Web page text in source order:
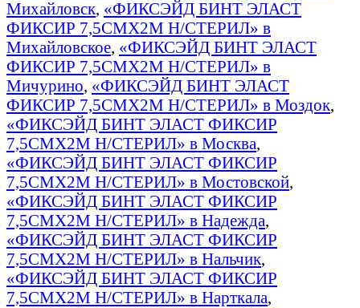
Михайловск, «ФИКСЭЙД БИНТ ЭЛАСТ
ФИКСИР 7,5СМX2М Н/СТЕРИЛ» в
Михайловское, «ФИКСЭЙД БИНТ ЭЛАСТ
ФИКСИР 7,5СМX2М Н/СТЕРИЛ» в
Мичурино, «ФИКСЭЙД БИНТ ЭЛАСТ
ФИКСИР 7,5СМX2М Н/СТЕРИЛ» в Моздок,
«ФИКСЭЙД БИНТ ЭЛАСТ ФИКСИР
7,5СМX2М Н/СТЕРИЛ» в Москва,
«ФИКСЭЙД БИНТ ЭЛАСТ ФИКСИР
7,5СМX2М Н/СТЕРИЛ» в Мостовской,
«ФИКСЭЙД БИНТ ЭЛАСТ ФИКСИР
7,5СМX2М Н/СТЕРИЛ» в Надежда,
«ФИКСЭЙД БИНТ ЭЛАСТ ФИКСИР
7,5СМX2М Н/СТЕРИЛ» в Нальчик,
«ФИКСЭЙД БИНТ ЭЛАСТ ФИКСИР
7,5СМX2М Н/СТЕРИЛ» в Нарткала,